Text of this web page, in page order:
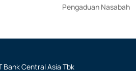
Pengaduan Nasabah
Bank Central Asia Tbk